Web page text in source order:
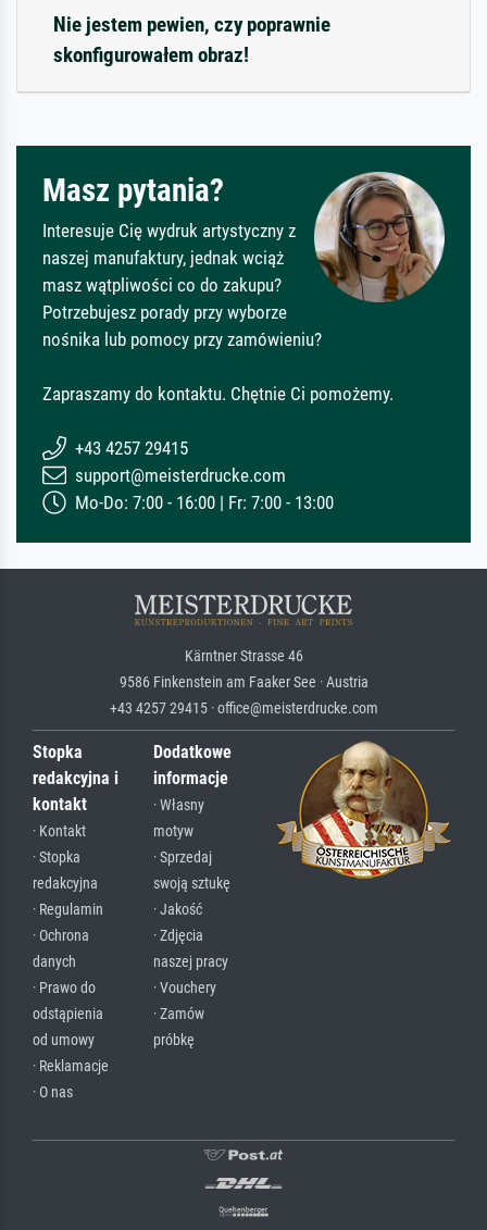
Nie jestem pewien, czy poprawnie
skonfigurowałem obraz!
Masz pytania?
Interesuje Cię wydruk artystyczny z
naszej manufaktury, jednak wciąż
masz wątpliwości co do zakupu?
Potrzebujesz porady przy wyborze
nośnika lub pomocy przy zamówieniu?
Zapraszamy do kontaktu. Chętnie Ci pomożemy.
+43 4257 29415
support@meisterdrucke.com
Mo-Do: 7:00 - 16:00 | Fr: 7:00 - 13:00
Kärntner Strasse 46
9586 Finkenstein am Faaker See · Austria
+43 4257 29415 · office@meisterdrucke.com
Stopka
redakcyjna i
kontakt
· Kontakt
· Stopka
redakcyjna
· Regulamin
· Ochrona
danych
· Prawo do
odstąpienia
od umowy
· Reklamacje
· O nas
Dodatkowe
informacje
· Własny
motyw
· Sprzedaj
swoją sztukę
· Jakość
· Zdjęcia
naszej pracy
· Vouchery
· Zamów
próbkę